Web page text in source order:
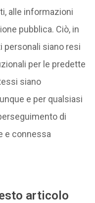
alle informazioni
pubblica. Ciò, in
personali siano resi
per le predette
siano
e per qualsiasi
di
e connessa
articolo